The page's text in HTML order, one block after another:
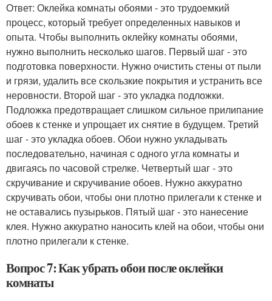
Ответ: Оклейка комнаты обоями - это трудоемкий
процесс, который требует определенных навыков и
опыта. Чтобы выполнить оклейку комнаты обоями,
нужно выполнить несколько шагов. Первый шаг - это
подготовка поверхности. Нужно очистить стены от пыли
и грязи, удалить все скользкие покрытия и устранить все
неровности. Второй шаг - это укладка подложки.
Подложка предотвращает слишком сильное прилипание
обоев к стенке и упрощает их снятие в будущем. Третий
шаг - это укладка обоев. Обои нужно укладывать
последовательно, начиная с одного угла комнаты и
двигаясь по часовой стрелке. Четвертый шаг - это
скручивание и скручивание обоев. Нужно аккуратно
скручивать обои, чтобы они плотно прилегали к стенке и
не оставались пузырьков. Пятый шаг - это нанесение
клея. Нужно аккуратно наносить клей на обои, чтобы они
плотно прилегали к стенке.
Вопрос 7: Как убрать обои после оклейки
комнаты